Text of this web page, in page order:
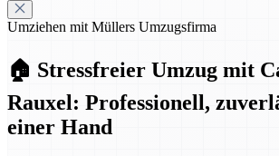
Umziehen mit Müllers Umzugsfirma
🏠 Stressfreier Umzug mit
Rauxel: Professionell,
einer Hand